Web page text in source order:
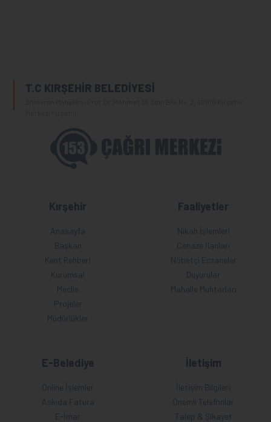
T.C KIRŞEHİR BELEDİYESİ
Kırşehir
Anasayfa
Başkan
Kent Rehberi
Kurumsal
Meclis
Projeler
Müdürlükler
Faaliyetler
Nikah İşlemleri
Cenaze İlanları
Nöbetçi Eczaneler
Duyurular
Mahalle Muhtarları
E-Belediye
Online İşlemler
Askıda Fatura
E-İmar
İletişim
İletişim Bilgileri
Önemli Telefonlar
Talep & Şikayet